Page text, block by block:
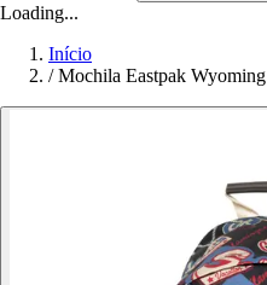
Loading...
Início
/ Mochila Eastpak Wyoming